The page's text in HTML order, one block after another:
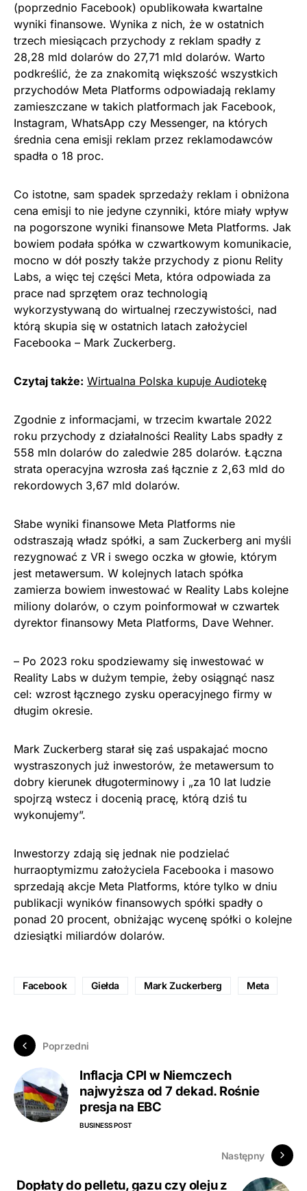
(poprzednio Facebook) opublikowała kwartalne
wyniki finansowe. Wynika z nich, że w ostatnich
trzech miesiącach przychody z reklam spadły z
28,28 mld dolarów do 27,71 mld dolarów. Warto
podkreślić, że za znakomitą większość wszystkich
przychodów Meta Platforms odpowiadają reklamy
zamieszczane w takich platformach jak Facebook,
Instagram, WhatsApp czy Messenger, na których
średnia cena emisji reklam przez reklamodawców
spadła o 18 proc.
Co istotne, sam spadek sprzedaży reklam i obniżona
cena emisji to nie jedyne czynniki, które miały wpływ
na pogorszone wyniki finansowe Meta Platforms. Jak
bowiem podała spółka w czwartkowym komunikacie,
mocno w dół poszły także przychody z pionu Relity
Labs, a więc tej części Meta, która odpowiada za
prace nad sprzętem oraz technologią
wykorzystywaną do wirtualnej rzeczywistości, nad
którą skupia się w ostatnich latach założyciel
Facebooka – Mark Zuckerberg.
Czytaj także: Wirtualna Polska kupuje Audiotekę
Zgodnie z informacjami, w trzecim kwartale 2022
roku przychody z działalności Reality Labs spadły z
558 mln dolarów do zaledwie 285 dolarów. Łączna
strata operacyjna wzrosła zaś łącznie z 2,63 mld do
rekordowych 3,67 mld dolarów.
Słabe wyniki finansowe Meta Platforms nie
odstraszają władz spółki, a sam Zuckerberg ani myśli
rezygnować z VR i swego oczka w głowie, którym
jest metawersum. W kolejnych latach spółka
zamierza bowiem inwestować w Reality Labs kolejne
miliony dolarów, o czym poinformował w czwartek
dyrektor finansowy Meta Platforms, Dave Wehner.
– Po 2023 roku spodziewamy się inwestować w
Reality Labs w dużym tempie, żeby osiągnąć nasz
cel: wzrost łącznego zysku operacyjnego firmy w
długim okresie.
Mark Zuckerberg starał się zaś uspakajać mocno
wystraszonych już inwestorów, że metawersum to
dobry kierunek długoterminowy i „za 10 lat ludzie
spojrzą wstecz i docenią pracę, którą dziś tu
wykonujemy”.
Inwestorzy zdają się jednak nie podzielać
hurraoptymizmu założyciela Facebooka i masowo
sprzedają akcje Meta Platforms, które tylko w dniu
publikacji wyników finansowych spółki spadły o
ponad 20 procent, obniżając wycenę spółki o kolejne
dziesiątki miliardów dolarów.
Facebook Giełda Mark Zuckerberg Meta
Poprzedni
Inflacja CPI w Niemczech
najwyższa od 7 dekad. Rośnie
presja na EBC
BUSINESS POST
Następny
Dopłaty do pelletu, gazu czy oleju z